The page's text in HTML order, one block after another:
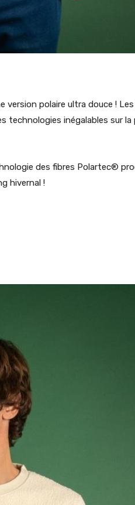
polaire ultra douce !
technologies inégalables sur
des fibres Polartec®
hivernal !